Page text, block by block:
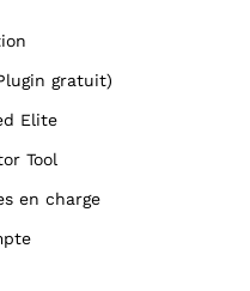
gratuit)
Elite
Tool
en charge